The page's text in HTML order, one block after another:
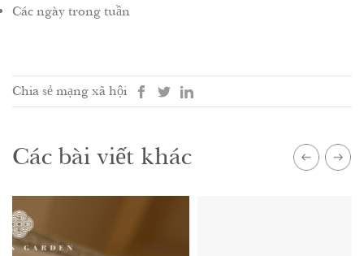
Các ngày trong tuần
Chia sẻ mạng xã hội
Các bài viết khác